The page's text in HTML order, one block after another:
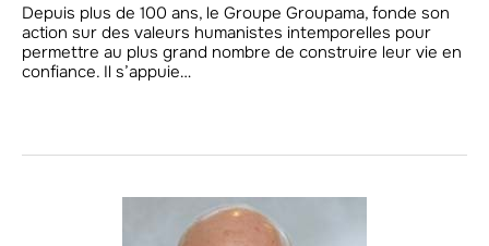
Depuis plus de 100 ans, le Groupe Groupama, fonde son
action sur des valeurs humanistes intemporelles pour
permettre au plus grand nombre de construire leur vie en
confiance. Il s’appuie…